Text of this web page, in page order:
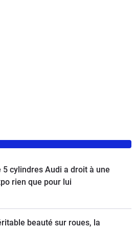
5 cylindres Audi a droit à une
rien que pour lui
beauté sur roues, la